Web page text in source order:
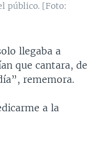
público. [Foto:
llegaba a
que cantara, de
rememora.
a la